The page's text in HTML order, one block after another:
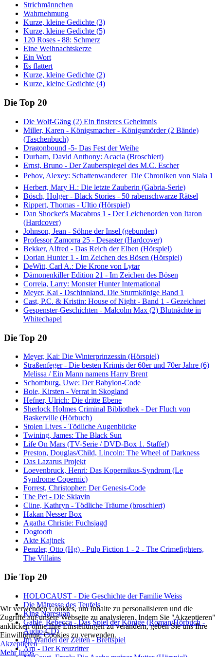
Strichmännchen
Wahrnehmung
Kurze, kleine Gedichte (3)
Kurze, kleine Gedichte (5)
120 Roses - 88: Schmerz
Eine Weihnachtskerze
Ein Wort
Es flattert
Kurze, kleine Gedichte (2)
Kurze, kleine Gedichte (4)
Die Top 20
Die Wolf-Gäng (2) Ein finsteres Geheimnis
Miller, Karen - Königsmacher - Königsmörder (2 Bände)
(Taschenbuch)
Dragonbound -5- Das Fest der Weihe
Durham, David Anthony: Acacia (Broschiert)
Ernst, Bruno - Der Zauberspiegel des M.C. Escher
Pehov, Alexey: Schattenwanderer  Die Chroniken von Siala 1
Herbert, Mary H.: Die letzte Zauberin (Gabria-Serie)
Bösch, Holger - Black Stories - 50 rabenschwarze Rätsel
Rippert, Thomas - Ultio (Hörspiel)
Dan Shocker's Macabros 1 - Der Leichenorden von Itaron
(Hardcover)
Johnson, Jean - Söhne der Insel (gebunden)
Professor Zamorra 25 - Desaster (Hardcover)
Bekker, Alfred - Das Reich der Elben (Hörspiel)
Dorian Hunter 1 - Im Zeichen des Bösen (Hörspiel)
DeWitt, Carl A.: Die Krone von Lytar
Dämonenkiller Edition 21 - Im Zeichen des Bösen
Correia, Larry: Monster Hunter International
Meyer, Kai - Dschinnland, Die Sturmkönige Band 1
Cast, P.C. & Kristin: House of Night - Band 1 - Gezeichnet
Gespenster-Geschichten - Malcolm Max (2) Blutnächte in
Whitechapel
Die Top 20
Meyer, Kai: Die Winterprinzessin (Hörspiel)
Straßenfeger - Die besten Krimis der 60er und 70er Jahre (6)
Melissa / Ein Mann namens Harry Brent
Schomburg, Uwe: Der Babylon-Code
Boie, Kirsten - Verrat in Skogland
Hefner, Ulrich: Die dritte Ebene
Sherlock Holmes Criminal Bibliothek - Der Fluch von
Baskerville (Hörbuch)
Stolen Lives - Tödliche Augenblicke
Twining, James: The Black Sun
Life On Mars (TV-Serie / DVD-Box 1. Staffel)
Preston, Douglas/Child, Lincoln: The Wheel of Darkness
Das Lazarus Projekt
Loevenbruck, Henri: Das Kopernikus-Syndrom (Le
Syndrome Copernic)
Forrest, Christopher: Der Genesis-Code
The Pet - Die Sklavin
Cline, Kathryn - Tödliche Träume (broschiert)
Hakan Nesser Box
Agatha Christie: Fuchsjagd
Dogtooth
Akte Kajinek
Penzler, Otto (Hg) - Pulp Fiction 1 - 2 - The Crimefighters,
The Villains
Die Top 20
HOLOCAUST - Die Geschichte der Familie Weiss
Die Mätresse des Teufels
King Naresuan
Gablé, Rebecca - Das Spiel der Könige (Roman/Hörbuch -
Audio-CD)
Im Wandel der Zeiten - Brettspiel
Arn - Der Kreuzritter
Wir verwenden Cookies, um Inhalte zu personalisieren und die
Zugriffe auf unsere Webseite zu analysieren. Indem Sie "Akzeptieren"
anklicken ohne Ihre Einstellungen zu verändern, geben Sie uns Ihre
Einwilligung, Cookies zu verwenden.
Akzeptieren
Mehr Infos